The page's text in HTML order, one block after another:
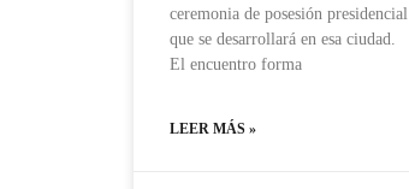
ceremonia de posesión presidencial
que se desarrollará en esa ciudad.
El encuentro forma
LEER MÁS »